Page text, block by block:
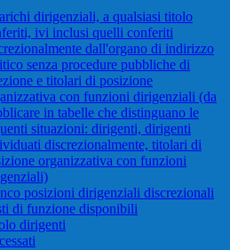
dirigenziali, a qualsiasi titolo
ivi inclusi quelli conferiti
dall'organo di indirizzo
senza procedure pubbliche di
e titolari di posizione
con funzioni dirigenziali (da
in tabelle che distinguano le
situazioni: dirigenti, dirigenti
discrezionalmente, titolari di
organizzativa con funzioni
posizioni dirigenziali discrezionali
di funzione disponibili
dirigenti